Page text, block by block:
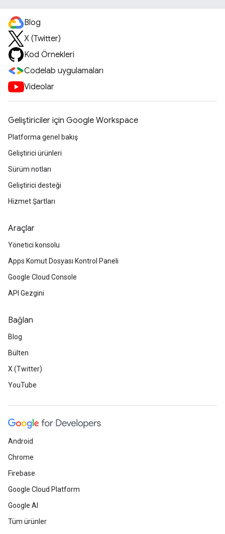
Blog
X (Twitter)
Kod Örnekleri
Codelab uygulamaları
Videolar
Geliştiriciler için Google Workspace
Platforma genel bakış
Geliştirici ürünleri
Sürüm notları
Geliştirici desteği
Hizmet Şartları
Araçlar
Yönetici konsolu
Apps Komut Dosyası Kontrol Paneli
Google Cloud Console
API Gezgini
Bağlan
Blog
Bülten
X (Twitter)
YouTube
Android
Chrome
Firebase
Google Cloud Platform
Google AI
Tüm ürünler